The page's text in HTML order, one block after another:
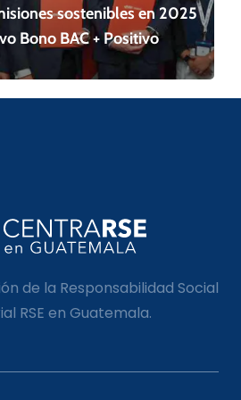
sostenibles en 2025
Bono BAC + Positivo
de la Responsabilidad Social
RSE en Guatemala.